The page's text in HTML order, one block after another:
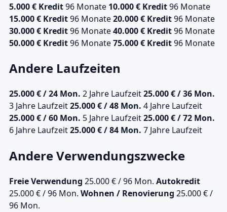
5.000 € Kredit96 Monate 10.000 € Kredit96 Monate
15.000 € Kredit96 Monate20.000 € Kredit96 Monate
30.000 € Kredit96 Monate40.000 € Kredit96 Monate
50.000 € Kredit96 Monate75.000 € Kredit96 Monate
Andere Laufzeiten
25.000 € / 24 Mon. 2 Jahre Laufzeit25.000 € / 36 Mon.
3 Jahre Laufzeit25.000 € / 48 Mon. 4 Jahre Laufzeit
25.000 € / 60 Mon. 5 Jahre Laufzeit25.000 € / 72 Mon.
6 Jahre Laufzeit25.000 € / 84 Mon. 7 Jahre Laufzeit
Andere Verwendungszwecke
Freie Verwendung 25.000 € / 96 Mon. Autokredit
25.000 € / 96 Mon. Wohnen / Renovierung 25.000 € /
96 Mon.